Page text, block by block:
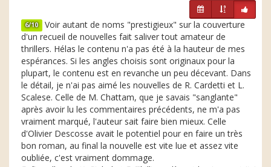
6/10 Voir autant de noms "prestigieux" sur la couverture
d'un recueil de nouvelles fait saliver tout amateur de
thrillers. Hélas le contenu n'a pas été à la hauteur de mes
espérances. Si les angles choisis sont originaux pour la
plupart, le contenu est en revanche un peu décevant. Dans
le détail, je n'ai pas aimé les nouvelles de R. Cardetti et L.
Scalese. Celle de M. Chattam, que je savais "sanglante"
après avoir lu les commentaires précédents, ne m'a pas
vraiment marqué, l'auteur sait faire bien mieux. Celle
d'Olivier Descosse avait le potentiel pour en faire un très
bon roman, au final la nouvelle est vite lue et assez vite
oubliée, c'est vraiment dommage.